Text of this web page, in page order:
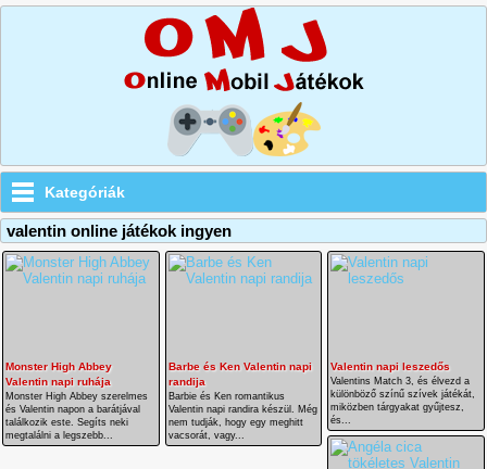
Kategóriák
valentin online játékok ingyen
Monster High Abbey
Valentin napi ruhája
Monster High Abbey szerelmes
és Valentin napon a barátjával
találkozik este. Segíts neki
megtalálni a legszebb...
Barbe és Ken Valentin napi
randija
Barbie és Ken romantikus
Valentin napi randira készül. Még
nem tudják, hogy egy meghitt
vacsorát, vagy...
Valentin napi leszedős
Valentins Match 3, és élvezd a
különböző színű szívek játékát,
miközben tárgyakat gyűjtesz,
és...